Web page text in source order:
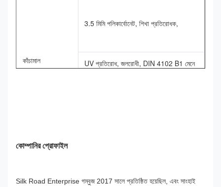
কাঁচামাল
3.5 মিমি পলিকার্বোনেট, শিখা প্রতিরোধক,
UV প্রতিরোধ, জলরোধী, DIN 4102 B1 মেনে
কোম্পানির প্রোফাইল
Silk Road Enterprise গম্বুজ 2017 সালে প্রতিষ্ঠিত হয়েছিল, এবং সাংহাই